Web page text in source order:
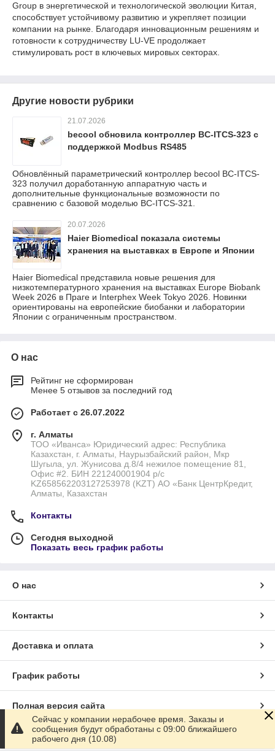
Group в энергетической и технологической эволюции Китая,
способствует устойчивому развитию и укрепляет позиции
компании на рынке. Благодаря инновационным решениям и
готовности к сотрудничеству LU-VE продолжает
стимулировать рост в ключевых мировых секторах.
Другие новости рубрики
21.07.2026
becool обновила контроллер BC-ITCS-323 с
поддержкой Modbus RS485
Обновлённый параметрический контроллер becool BC-ITCS-
323 получил доработанную аппаратную часть и
дополнительные функциональные возможности по
сравнению с базовой моделью BC-ITCS-321.
20.07.2026
Haier Biomedical показала системы
хранения на выставках в Европе и Японии
Haier Biomedical представила новые решения для
низкотемпературного хранения на выставках Europe Biobank
Week 2026 в Праге и Interphex Week Tokyo 2026. Новинки
ориентированы на европейские биобанки и лаборатории
Японии с ограниченным пространством.
О нас
Рейтинг не сформирован
Менее 5 отзывов за последний год
Работает с 26.07.2022
г. Алматы
ТОО «Иванса» Юридический адрес: Республика
Казахстан, г. Алматы, Наурызбайский район, Мкр
Шугыла, ул. Жунисова д.8/4 нежилое помещение 81,
Офис #2. БИН 221240001904 р/с
KZ658562203127253978 (KZT) АО «Банк ЦентрКредит,
Алматы, Казахстан
Контакты
Сегодня выходной
Показать весь график работы
О нас
Контакты
Доставка и оплата
График работы
Полная версия сайта
Сайт создан на маркетплейсе
Сейчас у компании нерабочее время. Заказы и
сообщения будут обработаны с 09:00 ближайшего
рабочего дня (10.08)